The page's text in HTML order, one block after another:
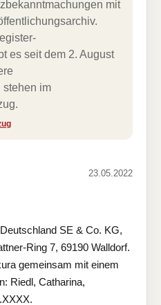
mit
es seit dem 2. August
stehen im
23.05.2022
SE & Co. KG,
Ring 7, 69190 Walldorf.
gemeinsam mit einem
Riedl, Catharina,